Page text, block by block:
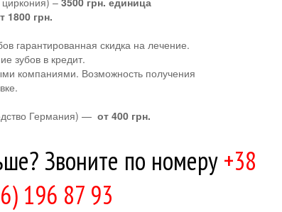
1800 грн.
гарантированная скидка на лечение.
зубов в кредит.
компаниями. Возможность получения
Германия) — от 400 грн.
Звоните по номеру+38
196 87 93